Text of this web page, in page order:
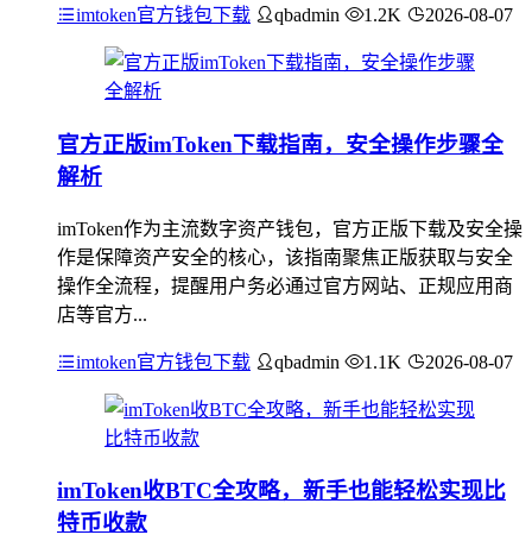
imtoken官方钱包下载 qbadmin 1.2K 2026-08-07
官方正版imToken下载指南，安全操作步骤全
解析
imToken作为主流数字资产钱包，官方正版下载及安全操
作是保障资产安全的核心，该指南聚焦正版获取与安全
操作全流程，提醒用户务必通过官方网站、正规应用商
店等官方...
imtoken官方钱包下载 qbadmin 1.1K 2026-08-07
imToken收BTC全攻略，新手也能轻松实现比
特币收款